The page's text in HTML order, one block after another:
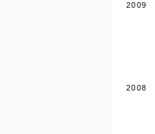
2009
2008